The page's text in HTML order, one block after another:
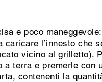
e poco
l’innesto che
vicino al grilletto).
terra e premerle con
contenenti la